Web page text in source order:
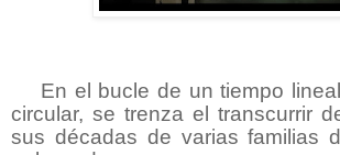
En el bucle de un tiempo
circular, se trenza el transcurrir
sus décadas de varias familias